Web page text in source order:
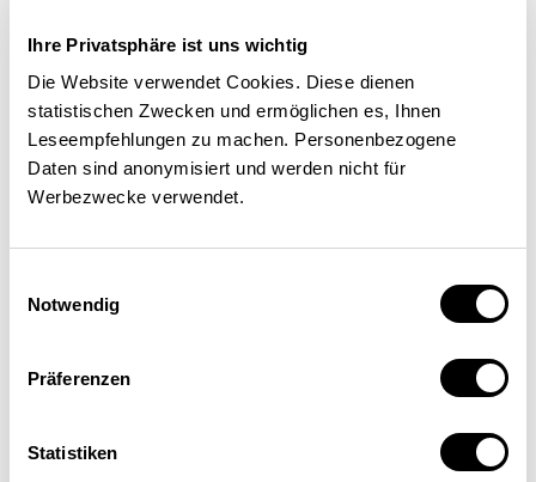
Ihre Privatsphäre ist uns wichtig
Die Website verwendet Cookies. Diese dienen
statistischen Zwecken und ermöglichen es, Ihnen
Leseempfehlungen zu machen. Personenbezogene
Daten sind anonymisiert und werden nicht für
Werbezwecke verwendet.
Notwendig
Präferenzen
Statistiken
Jugendlichen, ihre Stärken gekonnt einzusetzen
und gemeinsam Schwächen auszugleichen. Aus
Erfahrung lässt sich sagen, dass viele der
Schülerinnen und Schüler hinsichtlich ihres
Selbstbewusstseins, ihrer Selbstreflexion und
ich mich niemals getraut, so etwas anzupacken.
Doch inzwischen habe ich gelernt, dass auch ein
‹einfacher Schüler› wie ich ein CEO sein kann»,
Miniunternehmer im Programm.